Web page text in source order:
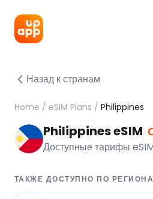
Назад к странам
Home / eSIM Plans / Philippines
Philippines eSIM
Доступные тарифы
ТАКЖЕ ДОСТУПНО ПО